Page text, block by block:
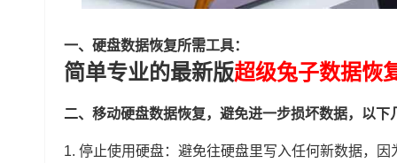
一、硬盘数据恢复所需工具：
简单专业的最新版超级兔子数据恢
二、移动硬盘数据恢复，避免进一步损坏数据，以下
1. 停止使用硬盘：避免往硬盘里写入任何新数据，